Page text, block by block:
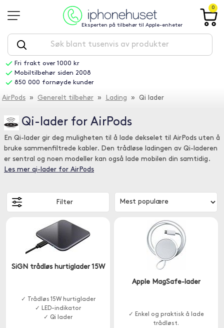
Eksperten på tilbehør til Apple-enheter
0
Fri frakt over 1000 kr
Mobiltilbehør siden 2008
850 000 fornøyde kunder
AirPods » Generelt tilbehør » Lading » Qi lader
Qi-lader for AirPods
En Qi-lader gir deg muligheten til å lade dekselet til AirPods uten å
bruke sammenfiltrede kabler. Den trådløse ladingen av Qi-laderen
er sentral og noen modeller kan også lade mobilen din samtidig.
Les mer qi-lader for AirPods
Filter
SiGN trådløs hurtiglader 15W
✓ Trådløs 15W hurtiglader
✓ LED-indikator
✓ Qi lader
Apple MagSafe-lader
✓ Enkel og praktisk å lade
trådløst.